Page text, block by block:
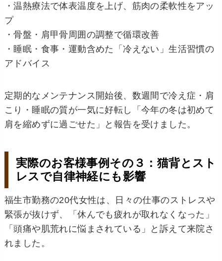
・温熱療法で体表温度を上げ、筋肉の柔軟性をアッ
プ
・骨盤・肩甲骨周囲の調整で循環改善
・睡眠・食事・運動含めた「冷えない」生活習慣の
アドバイス
定期的なメンテナンス開始後、数週間で冷え症・肩
こり・睡眠の質が一気に好転し「今年の冬は初めて
肩を縮めずに過ごせた」と報告を受けました。
実際のお客様事例その３：猫背とスト
レスで自律神経にも影響
福生市勤務の20代女性は、日々の仕事のストレスや
緊張が抜けず、「休んでも疲れが取れなくなった」
「頭痛や肌荒れに悩まされている」と訴えて来院さ
れました。